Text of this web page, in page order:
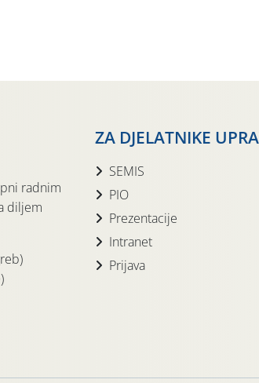
radnim
diljem
ZA DJELATNIKE
SEMIS
PIO
Prezentacije
Intranet
Prijava